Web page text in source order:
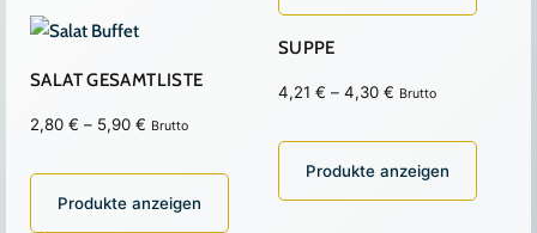
SALAT GESAMTLISTE
2,80 € – 5,90 € Preisspanne:
bis
5,90 €
Brutto
Produkte anzeigen
SUPPE
4,21 € – 4,30 €Preisspanne:
bis
4,30 €
Brutto
Produkte anzeigen